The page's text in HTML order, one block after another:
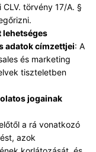
törvény 17/A. §
lehetséges
adatok címzettjei: A
és marketing
tiszteletben
jogainak
a rá vonatkozó
azok